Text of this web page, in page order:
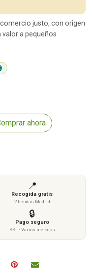
ahora
justo, con origen
a pequeños
📍
Recogida gratis
2 tiendas Madrid
🔒
Pago seguro
SSL · Varios métodos